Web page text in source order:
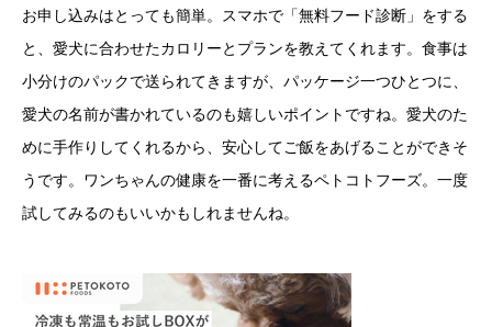
お申し込みはとっても簡単。スマホで「無料フード診断」をする
と、愛犬に合わせたカロリーとプランを教えてくれます。食事は
小分けのパックで送られてきますが、パッケージ一つひとつに、
愛犬の名前が書かれているのも嬉しいポイントですね。愛犬のた
めに手作りしてくれるから、安心してご飯をあげることができそ
うです。ワンちゃんの健康を一番に考えるペトコトフーズ。一度
試してみるのもいいかもしれませんね。